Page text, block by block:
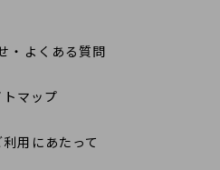
・よくある質問
トマップ
用にあたって